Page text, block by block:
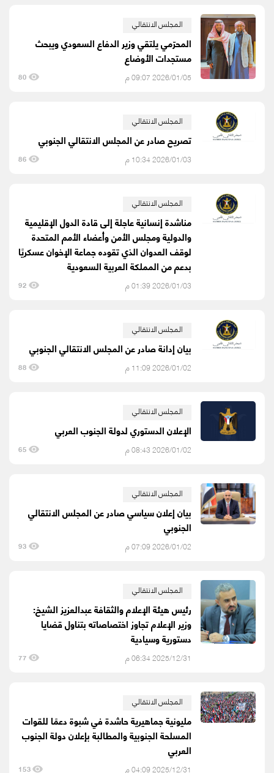
المجلس الانتقالي
المحرّمي يلتقي وزير الدفاع السعودي ويبحث
مستجدات الأوضاع
2026/01/05 09:07 م 80
المجلس الانتقالي
تصريح صادر عن المجلس الانتقالي الجنوبي
2026/01/03 10:34 م 86
المجلس الانتقالي
مناشدة إنسانية عاجلة إلى قادة الدول الإقليمية
والدولية ومجلس الأمن وأعضاء الأمم المتحدة
لوقف العدوان الذي تقوده جماعة الإخوان عسكريًا
بدعم من المملكة العربية السعودية
2026/01/03 01:39 م 92
المجلس الانتقالي
بيان إدانة صادر عن المجلس الانتقالي الجنوبي
2026/01/02 11:09 م 88
المجلس الانتقالي
الإعلان الدستوري لدولة الجنوب العربي
2026/01/02 08:43 م 65
المجلس الانتقالي
بيان إعلان سياسي صادر عن المجلس الانتقالي
الجنوبي
2026/01/02 07:09 م 93
المجلس الانتقالي
رئيس هيئة الإعلام والثقافة عبدالعزيز الشيخ:
وزير الإعلام تجاوز اختصاصاته بتناول قضايا
دستورية وسيادية
2025/12/31 06:34 م 77
المجلس الانتقالي
مليونية جماهيرية حاشدة في شبوة دعمًا للقوات
المسلحة الجنوبية والمطالبة بإعلان دولة الجنوب
العربي
2025/12/31 04:09 م 153